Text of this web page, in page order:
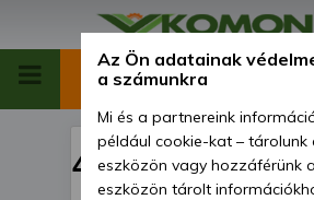
404
Az Ön adatainak
a számunkra
Mi és a partnereink
például cookie-kat – tárolunk
eszközön vagy hozzáférünk
eszközön tárolt